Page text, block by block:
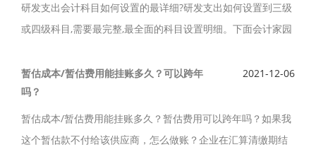
研发支出会计科目如何设置的最详细?研发支出如何设置到三级
或四级科目,需要最完整,最全面的科目设置明细。下面会计家园
暂估成本/暂估费用能挂账多久？可以跨年
吗？
2021-12-06
暂估成本/暂估费用能挂账多久？暂估费用可以跨年吗？如果我
这个暂估款不付给该供应商，怎么做账？企业在汇算清缴期结